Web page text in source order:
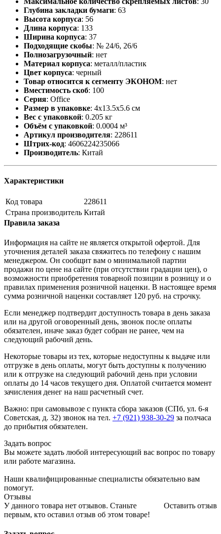
Глубина закладки бумаги: 63
Высота корпуса: 56
Длина корпуса: 133
Ширина корпуса: 37
Подходящие скобы: № 24/6, 26/6
Полнозагрузочный: нет
Материал корпуса: металл/пластик
Цвет корпуса: черный
Товар относится к сегменту ЭКОНОМ: нет
Вместимость скоб: 100
Серия: Office
Размер в упаковке: 4x13.5x5.6 см
Вес с упаковкой: 0.205 кг
Объём с упаковкой: 0.0004 м³
Артикул производителя: 228611
Штрих-код: 4606224235066
Производитель: Китай
Характеристики
Код товара
228611
Страна производитель Китай
Правила заказа
Информация на сайте не является открытой офертой. Для
уточнения деталей заказа свяжитесь по телефону с нашим
менеджером. Он сообщит вам о минимальной партии
продажи по цене на сайте (при отсутствии градации цен), о
возможности приобретения товарной позиции в розницу и о
правилах применения розничной наценки. В настоящее время
сумма розничной наценки составляет 120 руб. на строчку.
Если менеджер подтвердит доступность товара в день заказа
или на другой оговоренный день, звонок после оплаты
обязателен, иначе заказ будет собран не ранее, чем на
следующий рабочий день.
Некоторые товары из тех, которые недоступны к выдаче или
отгрузке в день оплаты, могут быть доступны к получению
или к отгрузке на следующий рабочий день при условии
оплаты до 14 часов текущего дня. Оплатой считается момент
зачисления денег на наш расчетный счет.
Важно: при самовывозе с пункта сборa заказов (СПб, ул. 6-я
Советская, д. 32) звонок на тел. +7 (921) 938-30-29 за полчаса
до прибытия обязателен.
Задать вопрос
Вы можете задать любой интересующий вас вопрос по товару
или работе магазина.
Наши квалифицированные специалисты обязательно вам
помогут.
Отзывы
Оставить отзыв
У данного товара нет отзывов. Станьте
первым, кто оставил отзыв об этом товаре!